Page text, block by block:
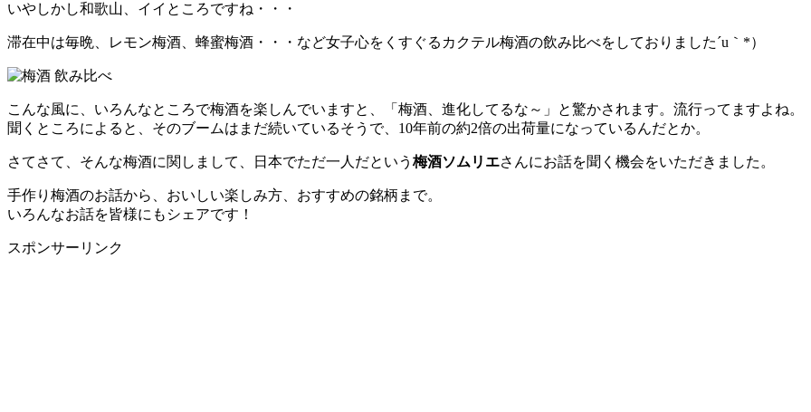
いやしかし和歌山、イイところですね・・・
滞在中は毎晩、レモン梅酒、蜂蜜梅酒・・・など女子心をくすぐるカクテル梅酒の飲み比べをしておりました´u｀*）
こんな風に、いろんなところで梅酒を楽しんでいますと、「梅酒、進化してるな～」と驚かされます。流行ってますよね。
聞くところによると、そのブームはまだ続いているそうで、10年前の約2倍の出荷量になっているんだとか。
さてさて、そんな梅酒に関しまして、日本でただ一人だという 梅酒ソムリエさんにお話を聞く機会をいただきました。
手作り梅酒のお話から、おいしい楽しみ方、おすすめの銘柄まで。
いろんなお話を皆様にもシェアです！
スポンサーリンク